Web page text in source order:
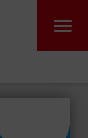
Malteser